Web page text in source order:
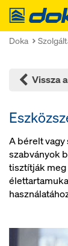
Doka
Doka
Vissza
A bérelt vagy
szabványok
tisztítják meg